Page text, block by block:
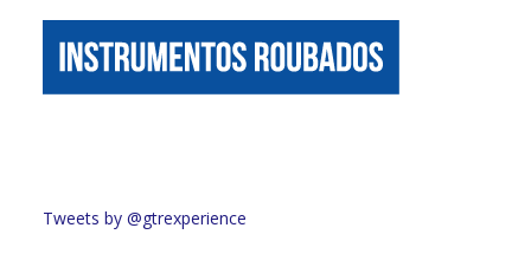
Tweets by @gtrexperience